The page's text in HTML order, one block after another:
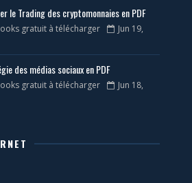
le Trading des cryptomonnaies en PDF
gratuit à télécharger
Jun 19,
des médias sociaux en PDF
gratuit à télécharger
Jun 18,